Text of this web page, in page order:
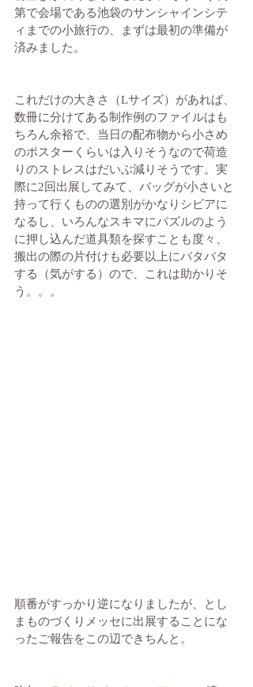
第で会場である池袋のサンシャインシテ
ィまでの小旅行の、まずは最初の準備が
済みました。
これだけの大きさ（Lサイズ）があれば、
数冊に分けてある制作例のファイルはも
ちろん余裕で、当日の配布物から小さめ
のポスターくらいは入りそうなので荷造
りのストレスはだいぶ減りそうです。実
際に2回出展してみて、バッグが小さいと
持って行くものの選別がかなりシビアに
なるし、いろんなスキマにパズルのよう
に押し込んだ道具類を探すことも度々、
搬出の際の片付けも必要以上にバタバタ
する（気がする）ので、これは助かりそ
う。。。
順番がすっかり逆になりましたが、とし
まものづくりメッセに出展することにな
ったご報告をこの辺できちんと。